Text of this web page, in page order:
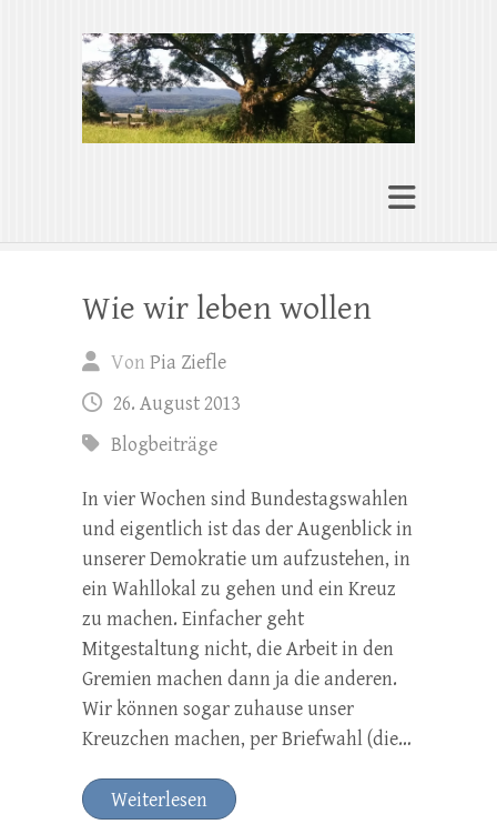
Pia Ziefle | Autorin
„Ohne Wurzeln kann das Herz nicht
Wie wir leben wollen
Von Pia Ziefle
26. August 2013
Blogbeiträge
In vier Wochen sind Bundestagswahlen
und eigentlich ist das der Augenblick in
unserer Demokratie um aufzustehen, in
ein Wahllokal zu gehen und ein Kreuz
zu machen. Einfacher geht
Mitgestaltung nicht, die Arbeit in den
Gremien machen dann ja die anderen.
Wir können sogar zuhause unser
Kreuzchen machen, per Briefwahl (die…
Weiterlesen